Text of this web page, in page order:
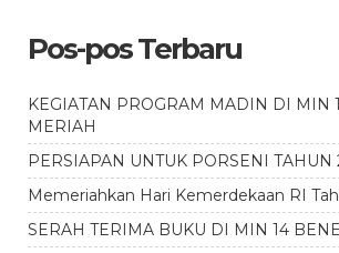
Pos-pos Terbaru
KEGIATAN PROGRAM MADIN DI MIN
MERIAH
PERSIAPAN UNTUK PORSENI TAHUN
Memeriahkan Hari Kemerdekaan RI
SERAH TERIMA BUKU DI MIN 14